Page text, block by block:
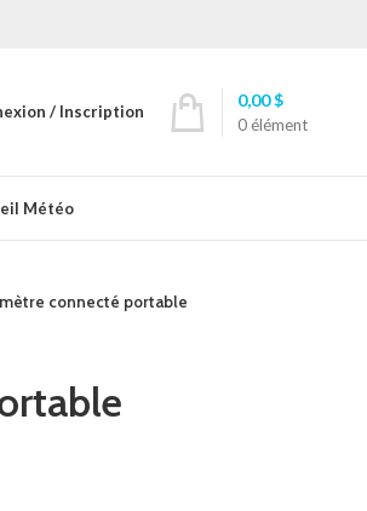
/ Inscription
0 élément
0,00$
Météo
connecté portable